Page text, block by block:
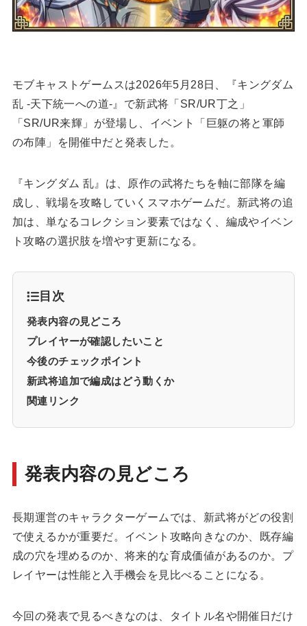
モブキャストゲームスは2026年5月28日、『キングダム
乱 -天下統一への道-』で新武将「SR/UR丁之」
「SR/UR来輝」が登場し、イベント「巨躯の将と軍師
の布陣」を開催中だと発表した。
『キングダム 乱』は、原作の武将たちを軸に部隊を編
成し、戦場を攻略していくスマホゲームだ。新武将の追
加は、単なるコレクション要素ではなく、編成やイベン
ト攻略の選択肢を増やす更新になる。
目次
発表内容の見どころ
プレイヤーが確認したいこと
今後のチェックポイント
新武将追加で編成はどう動くか
関連リンク
発表内容の見どころ
長期運営のキャラクターゲームでは、新武将がどの役割
で使えるかが重要だ。イベント攻略向きなのか、既存編
成の穴を埋めるのか、将来的な育成価値があるのか。プ
レイヤーは性能と入手機会を見比べることになる。
今回の発表で見るべきなのは、タイトル名や開催日だけ